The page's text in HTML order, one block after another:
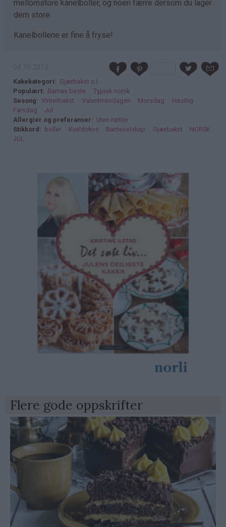
mellomstore kanelboller, og noen færre dersom du lager
dem store.
Kanelbollene er fine å fryse!
Kakekategori
Gjærbakst o.l.
Populært
Barnas beste
Typisk norsk
Sesong
Vinterbakst Valentinesdagen Morsdag
Høstlig
Farsdag
Jul
Allergier og preferanser
Uten nøtter
Stikkord
boller Kveldskos Barneselskap Gjærbakst
NORSK
JUL